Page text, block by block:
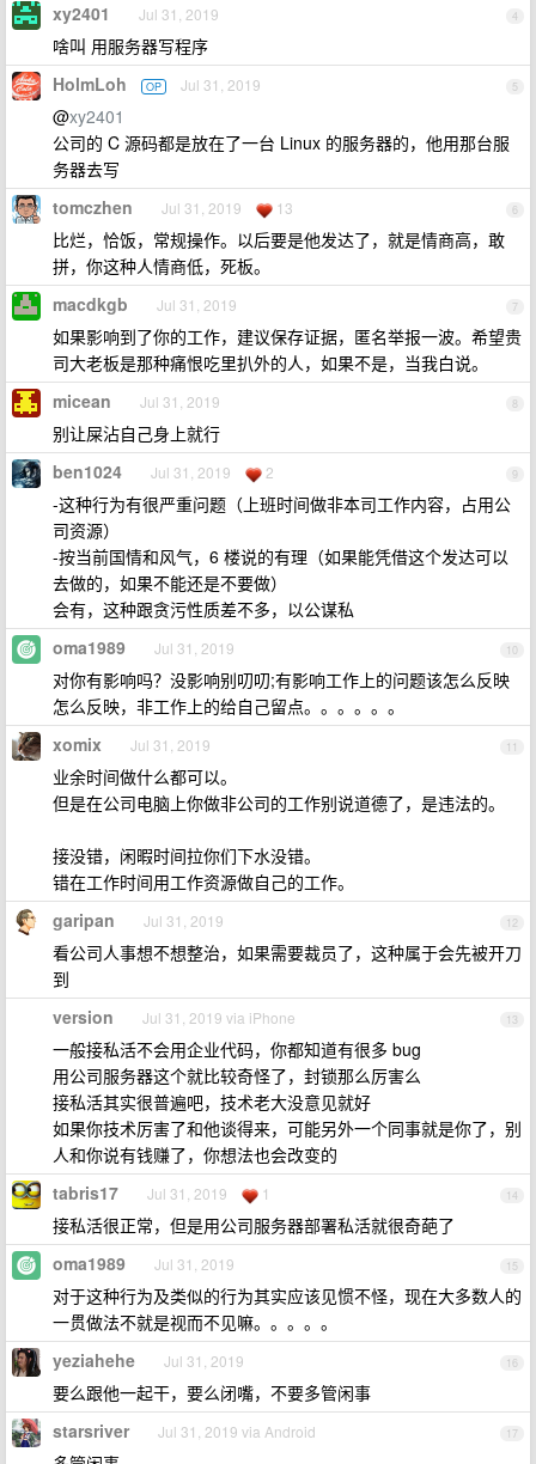
4
xy2401 Jul 31, 2019
啥叫 用服务器写程序
5
HolmLoh OP Jul 31, 2019
@xy2401
公司的 C 源码都是放在了一台 Linux 的服务器的，他用那台服
务器去写
6
tomczhen Jul 31, 2019 13
比烂，恰饭，常规操作。以后要是他发达了，就是情商高，敢
拼，你这种人情商低，死板。
7
macdkgb Jul 31, 2019
如果影响到了你的工作，建议保存证据，匿名举报一波。希望贵
司大老板是那种痛恨吃里扒外的人，如果不是，当我白说。
8
micean Jul 31, 2019
别让屎沾自己身上就行
9
ben1024 Jul 31, 2019 2
-这种行为有很严重问题（上班时间做非本司工作内容，占用公
司资源）
-按当前国情和风气，6 楼说的有理（如果能凭借这个发达可以
去做的，如果不能还是不要做）
会有，这种跟贪污性质差不多，以公谋私
10
oma1989 Jul 31, 2019
对你有影响吗？没影响别叨叨;有影响工作上的问题该怎么反映
怎么反映，非工作上的给自己留点。。。。。。
11
xomix Jul 31, 2019
业余时间做什么都可以。
但是在公司电脑上你做非公司的工作别说道德了，是违法的。
接没错，闲暇时间拉你们下水没错。
错在工作时间用工作资源做自己的工作。
12
garipan Jul 31, 2019
看公司人事想不想整治，如果需要裁员了，这种属于会先被开刀
到
13
version Jul 31, 2019 via iPhone
一般接私活不会用企业代码，你都知道有很多 bug
用公司服务器这个就比较奇怪了，封锁那么厉害么
接私活其实很普遍吧，技术老大没意见就好
如果你技术厉害了和他谈得来，可能另外一个同事就是你了，别
人和你说有钱赚了，你想法也会改变的
14
tabris17 Jul 31, 2019 1
接私活很正常，但是用公司服务器部署私活就很奇葩了
15
oma1989 Jul 31, 2019
对于这种行为及类似的行为其实应该见惯不怪，现在大多数人的
一贯做法不就是视而不见嘛。。。。。
16
yeziahehe Jul 31, 2019
要么跟他一起干，要么闭嘴，不要多管闲事
17
starsriver Jul 31, 2019 via Android